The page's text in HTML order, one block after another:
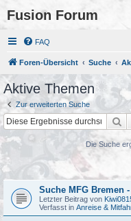
Fusion Forum
FAQ
Foren-Übersicht Suche
Aktive Themen
Zur erweiterten Suche
Die Suche
Suche MFG Bremen
Letzter Beitrag von
Verfasst in Anreise &